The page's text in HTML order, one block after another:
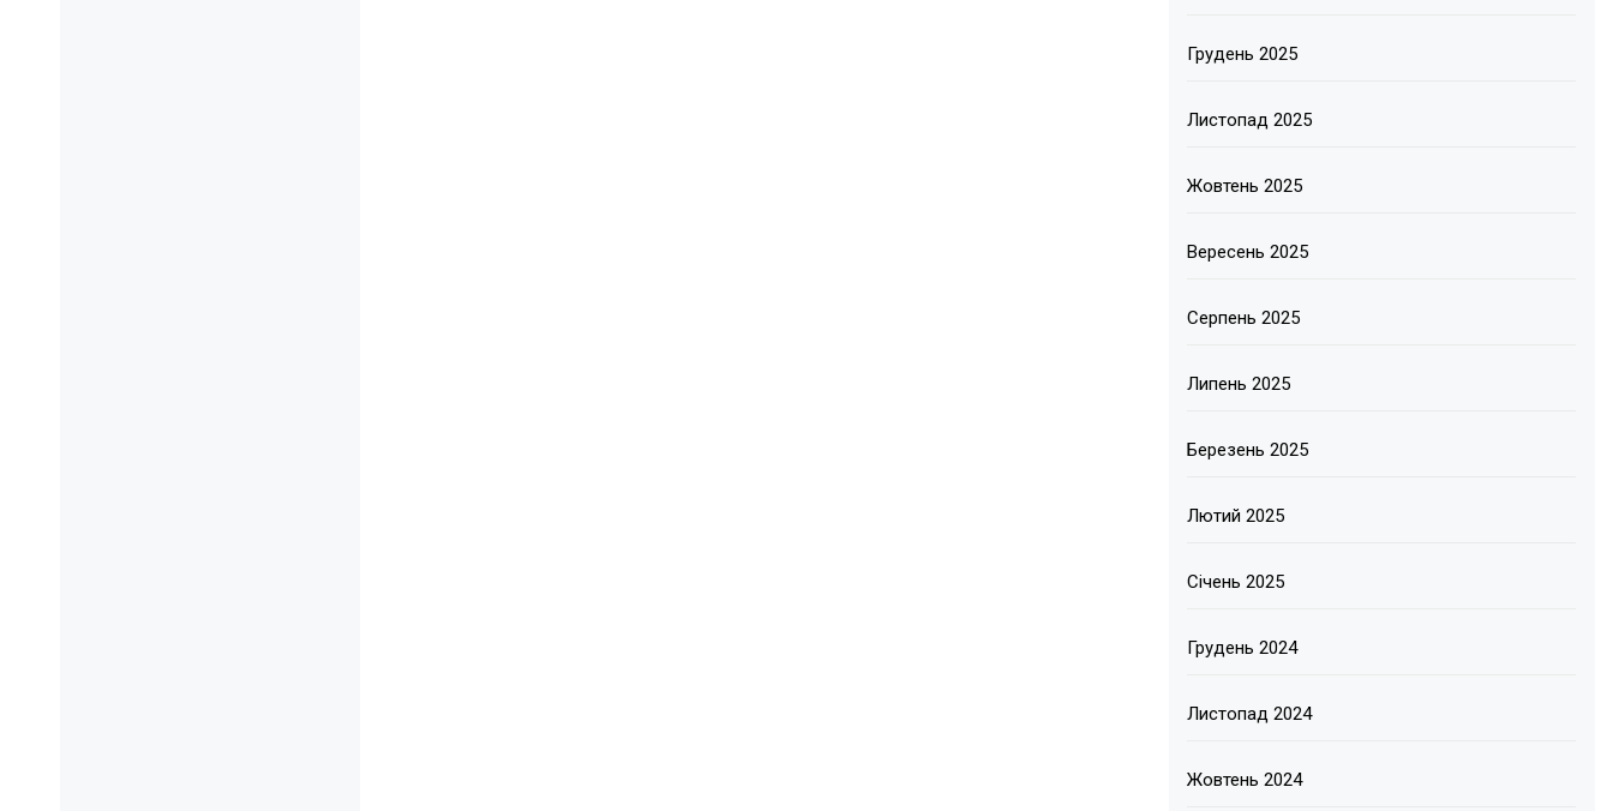
Грудень 2025
Листопад 2025
Жовтень 2025
Вересень 2025
Серпень 2025
Липень 2025
Березень 2025
Лютий 2025
Січень 2025
Грудень 2024
Листопад 2024
Жовтень 2024